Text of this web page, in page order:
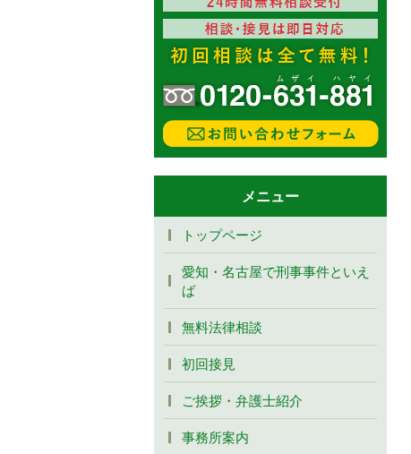
メニュー
トップページ
愛知・名古屋で刑事事件といえ
ば
無料法律相談
初回接見
ご挨拶・弁護士紹介
事務所案内